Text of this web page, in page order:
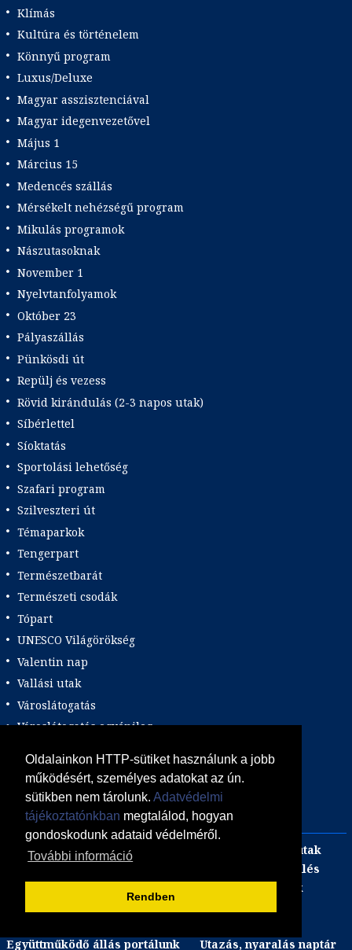
Oldalainkon HTTP-sütiket használunk a jobb
működésért, személyes adatokat az ún.
sütikben nem tárolunk. Adatvédelmi
tájékoztatónkban megtalálod, hogyan
gondoskodunk adataid védelméről.
További információ
Rendben
Klímás
Kultúra és történelem
Könnyű program
Luxus/Deluxe
Magyar asszisztenciával
Magyar idegenvezetővel
Május 1
Március 15
Medencés szállás
Mérsékelt nehézségű program
Mikulás programok
Nászutasoknak
November 1
Nyelvtanfolyamok
Október 23
Pályaszállás
Pünkösdi út
Repülj és vezess
Rövid kirándulás (2-3 napos utak)
Síbérlettel
Síoktatás
Sportolási lehetőség
Szafari program
Szilveszteri út
Témaparkok
Tengerpart
Természetbarát
Természeti csodák
Tópart
UNESCO Világörökség
Valentin nap
Vallási utak
Városlátogatás
Városlátogatás egyénileg
Vidéki felszállással
Wellness
Zene tematika
Adults only Incentive
Szilveszteri egzotikus utak
Kombinált üdülés
Luxushotelek
Együttműködő állás portálunk
Utazás, nyaralás naptár